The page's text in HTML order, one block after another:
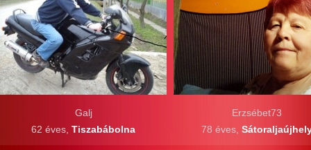
Erzsébet73
78 éves,
Galj
62 éves, Tiszabábolna